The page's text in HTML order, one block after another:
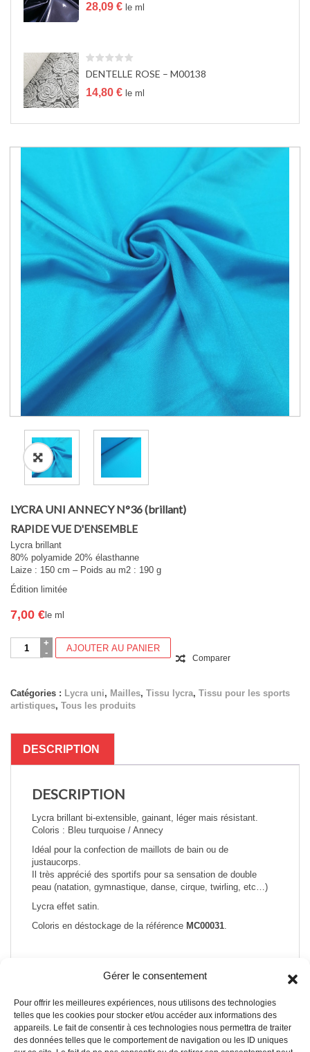
Gérer le consentement
Pour offrir les meilleures expériences, nous utilisons des technologies
telles que les cookies pour stocker et/ou accéder aux informations des
appareils. Le fait de consentir à ces technologies nous permettra de traiter
des données telles que le comportement de navigation ou les ID uniques
28,09 € le ml
DENTELLE ROSE – M00138
14,80 € le ml
LYCRA UNI ANNECY N°36 (brillant)
RAPIDE VUE D'ENSEMBLE
Lycra brillant
80% polyamide 20% élasthanne
Laize : 150 cm – Poids au m2 : 190 g
Édition limitée
7,00 €le ml
quantité
de
ANNECY
N°36
AJOUTER AU PANIER
Comparer
Catégories : Lycra uni, Mailles, Tissu lycra, Tissu pour les sports
artistiques, Tous les produits
DESCRIPTION
DESCRIPTION
Lycra brillant bi-extensible, gainant, léger mais résistant.
Coloris : Bleu turquoise / Annecy
Idéal pour la confection de maillots de bain ou de
justaucorps.
Il très apprécié des sportifs pour sa sensation de double
peau (natation, gymnastique, danse, cirque, twirling, etc…)
Lycra effet satin.
Coloris en déstockage de la référence MC00031
A PROPOS DE NOUS
A propos